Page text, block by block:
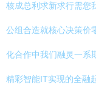
核成总利求新求行需
公组合造就核心决策价
化合作中我们融灵一系
精彩智能IT实现的全融